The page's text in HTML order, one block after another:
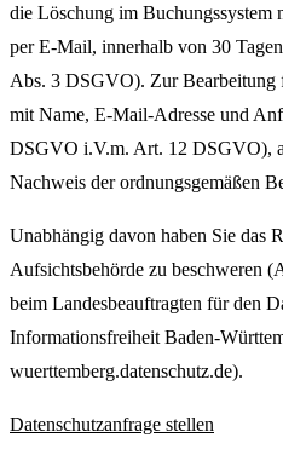
die Löschung im
per E-Mail, innerhalb von 30
Abs. 3 DSGVO). Zur
mit Name, E-Mail-Adresse und
DSGVO i.V.m. Art. 12 DSGVO),
Nachweis der ordnungsgemäßen
Unabhängig davon haben Sie das
Aufsichtsbehörde zu beschweren
beim Landesbeauftragten für den
Informationsfreiheit Baden-
wuerttemberg.datenschutz.de).
Datenschutzanfrage stellen